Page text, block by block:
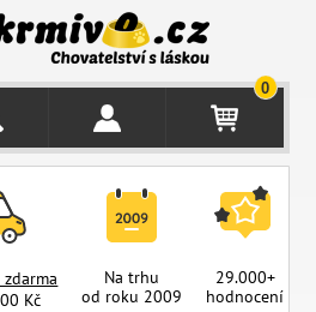
0
Kč
Na trhu
od roku 2009
29.000+
hodnocení